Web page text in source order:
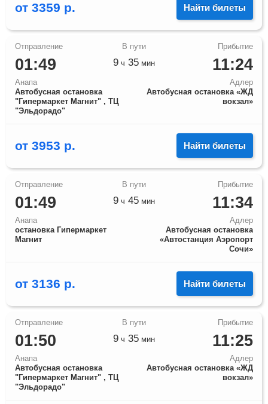
от 3359 р. Найти билеты
01:49
Анапа
Автобусная остановка
"Гипермаркет Магнит" , ТЦ
"Эльдорадо"
11:24
Адлер
Автобусная остановка «ЖД
вокзал»
9 ч 35 мин
от 3953 р. Найти билеты
01:49
Анапа
остановка Гипермаркет
Магнит
11:34
Адлер
Автобусная остановка
«Автостанция Аэропорт
Сочи»
9 ч 45 мин
от 3136 р. Найти билеты
01:50
Анапа
Автобусная остановка
"Гипермаркет Магнит" , ТЦ
"Эльдорадо"
11:25
Адлер
Автобусная остановка «ЖД
вокзал»
9 ч 35 мин